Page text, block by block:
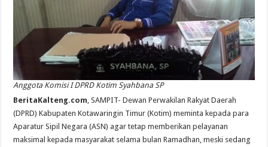
Anggota Komisi I DPRD Kotim Syahbana SP
BeritaKalteng.com , SAMPIT- Dewan Perwakilan Rakyat Daerah
(DPRD) Kabupaten Kotawaringin Timur (Kotim) meminta kepada para
Aparatur Sipil Negara (ASN) agar tetap memberikan pelayanan
maksimal kepada masyarakat selama bulan Ramadhan, meski sedang